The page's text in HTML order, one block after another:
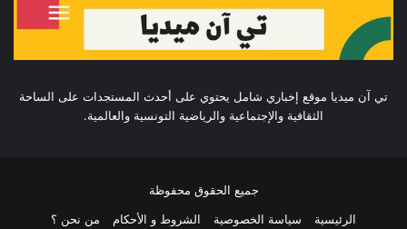
تي آن ميديا موقع إخباري شامل يحتوي على أحدث المستجدات على الساحة
الثقافية والإجتماعية والرياضية التونسية والعالمية.
جميع الحقوق محفوظة
الرئيسية
سياسة الخصوصية الشروط و الأحكام من نحن ؟